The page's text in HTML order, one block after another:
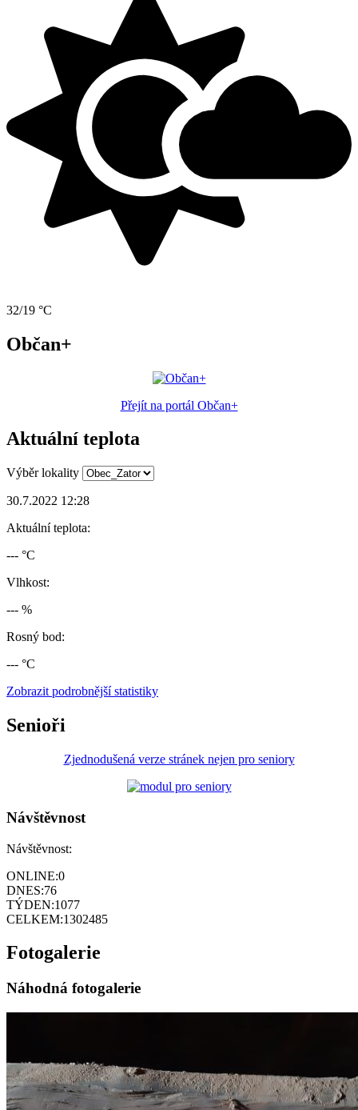
32/19 °C
Občan+
Přejít na portál Občan+
Aktuální teplota
Výběr lokality
30.7.2022 12:28
Aktuální teplota:
--- °C
Vlhkost:
--- %
Rosný bod:
--- °C
Zobrazit podrobnější statistiky
Senioři
Zjednodušená verze stránek nejen pro seniory
Návštěvnost
Návštěvnost:
ONLINE:0
DNES:76
TÝDEN:1077
CELKEM:1302485
Fotogalerie
Náhodná fotogalerie